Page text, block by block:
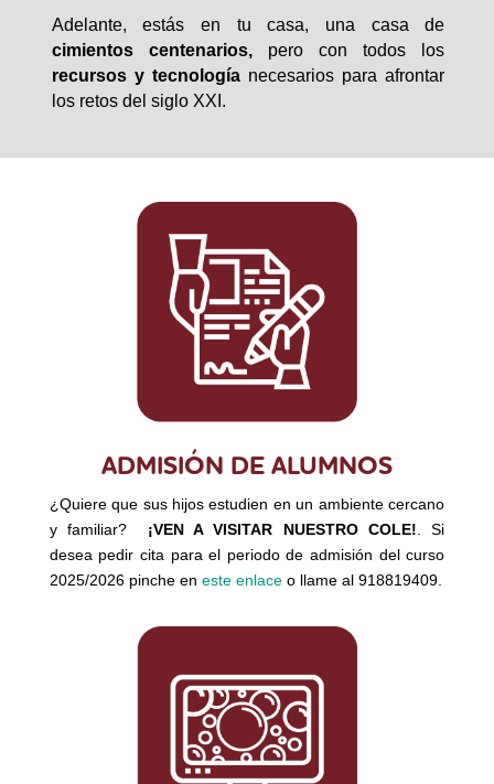
Adelante, estás en tu casa, una casa de
cimientos centenarios,pero con todos los
recursos y tecnologíanecesarios para afrontar
los retos del siglo XXI.
ADMISIÓN DE ALUMNOS
¿Quiere que sus hijos estudien en un ambiente cercano
y familiar? ¡VEN A VISITAR NUESTRO COLE!. Si
desea pedir cita para el periodo de admisión del curso
2025/2026 pinche en este enlaceo llame al 918819409.